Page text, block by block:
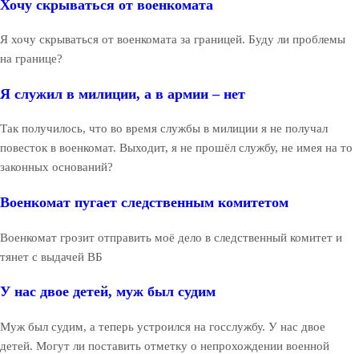
Хочу скрываться от военкомата
Я хочу скрываться от военкомата за границей. Буду ли проблемы
на границе?
Я служил в милиции, а в армии – нет
Так получилось, что во время службы в милиции я не получал
повесток в военкомат. Выходит, я не прошёл службу, не имея на то
законных оснований?
Военкомат пугает следственным комитетом
Военкомат грозит отправить моё дело в следственный комитет и
тянет с выдачей ВБ
У нас двое детей, муж был судим
Муж был судим, а теперь устроился на госслужбу. У нас двое
детей. Могут ли поставить отметку о непрохождении военной